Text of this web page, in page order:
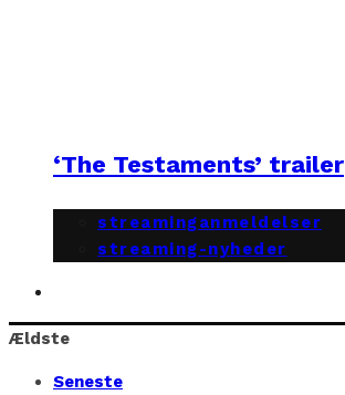
‘The Testaments’ trailer
streaminganmeldelser
streaming-nyheder
Ældste
Seneste